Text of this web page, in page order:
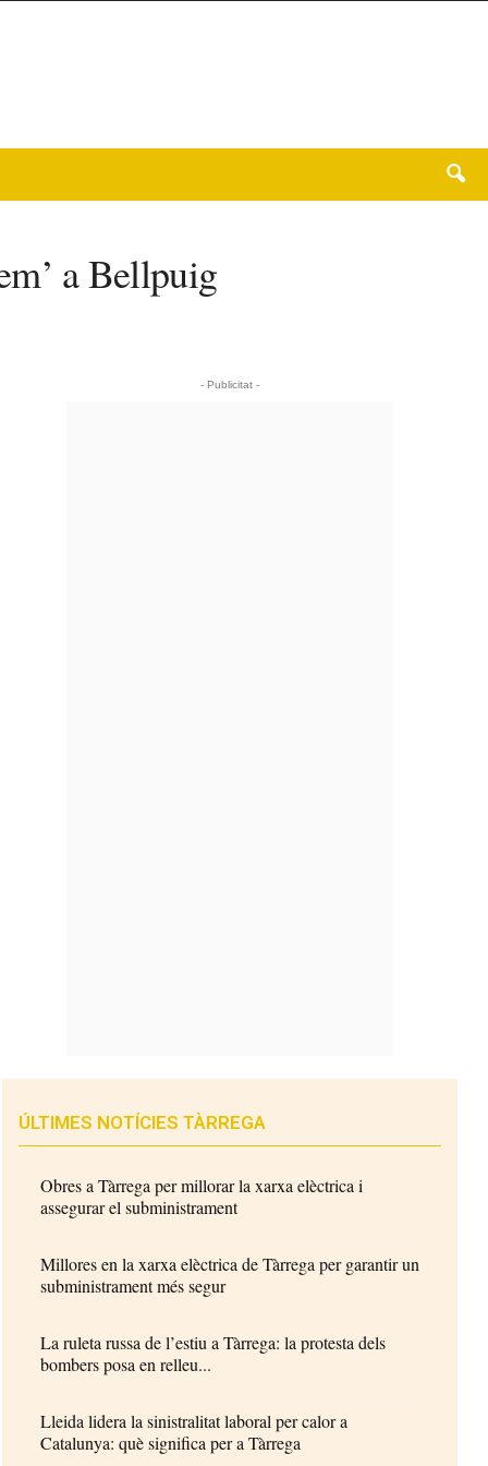
a Bellpuig
- Publicitat -
ÚLTIMES NOTÍCIES TÀRREGA
Obres a Tàrrega per millorar la xarxa elèctrica i
assegurar el subministrament
Millores en la xarxa elèctrica de Tàrrega per garantir un
subministrament més segur
La ruleta russa de l’estiu a Tàrrega: la protesta dels
bombers posa en relleu...
Lleida lidera la sinistralitat laboral per calor a
Catalunya: què significa per a Tàrrega